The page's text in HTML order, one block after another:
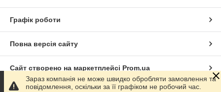
Графік роботи
Повна версія сайту
Сайт створено на маркетплейсі Prom.ua
Зараз компанія не може швидко обробляти замовлення та
повідомлення, оскільки за її графіком не робочий час.